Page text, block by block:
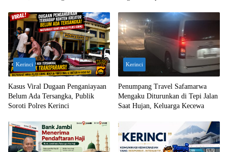
Kerinci
Kasus Viral Dugaan Penganiayaan
Belum Ada Tersangka, Publik
Soroti Polres Kerinci
Kerinci
Penumpang Travel Safamarwa
Mengaku Diturunkan di Tepi Jalan
Saat Hujan, Keluarga Kecewa